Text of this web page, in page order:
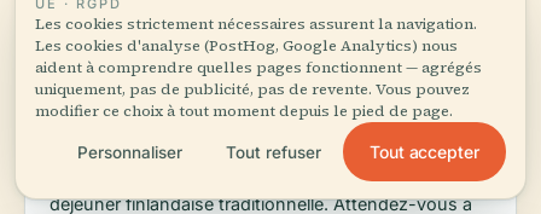
Juhla- ja kokoustila
Soutupaviljonki
LOCAL FAVORITE
Traditionnelle finlandaise€€star4.2(50) directions_walk ~5 min à pied
Commander :Demandez le plat du jour :
Soutupaviljonki met l'accent sur une cuisine de
déjeuner finlandaise traditionnelle. Attendez-vous à
UE · RGPD
Les cookies strictement nécessaires assurent la navigation.
Les cookies d'analyse (PostHog, Google Analytics) nous
aident à comprendre quelles pages fonctionnent — agrégés
uniquement, pas de publicité, pas de revente. Vous pouvez
modifier ce choix à tout moment depuis le pied de page.
Personnaliser Tout refuser Tout accepter